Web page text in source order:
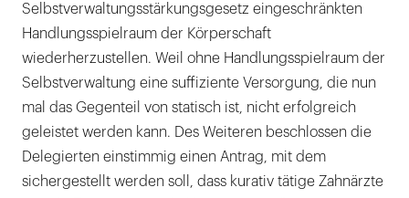
Selbstverwaltungsstärkungsgesetz eingeschränkten
Handlungsspielraum der Körperschaft
wiederherzustellen. Weil ohne Handlungsspielraum der
Selbstverwaltung eine suffiziente Versorgung, die nun
mal das Gegenteil von statisch ist, nicht erfolgreich
geleistet werden kann. Des Weiteren beschlossen die
Delegierten einstimmig einen Antrag, mit dem
sichergestellt werden soll, dass kurativ tätige Zahnärzte